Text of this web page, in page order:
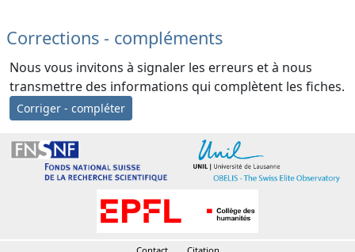
Corrections - compléments
Nous vous invitons à signaler les erreurs et à nous
transmettre des informations qui complètent les fiches.
Corriger - compléter